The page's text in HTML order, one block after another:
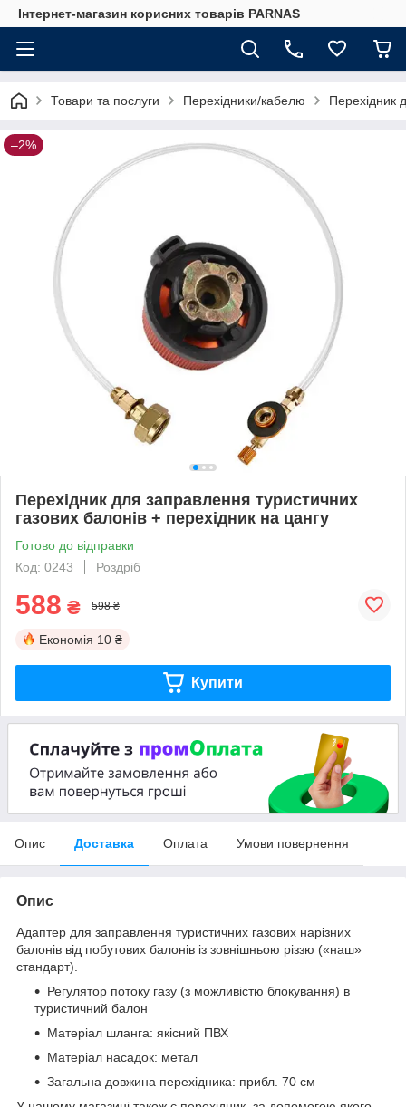
Інтернет-магазин корисних товарів PARNAS
Товари та послуги Перехідники/кабелю Перехідник
–2%
Перехідник для заправлення туристичних
газових балонів + перехідник на цангу
Готово до відправки
Код: 0243
Роздріб
588 ₴ 598 ₴
Економія 10 ₴
Купити
Опис Доставка Оплата Умови повернення
Опис
Адаптер для заправлення туристичних газових нарізних
балонів від побутових балонів із зовнішньою різзю («наш»
стандарт).
Регулятор потоку газу (з можливістю блокування) в
туристичний балон
Матеріал шланга: якісний ПВХ
Матеріал насадок: метал
Загальна довжина перехідника: прибл. 70 см